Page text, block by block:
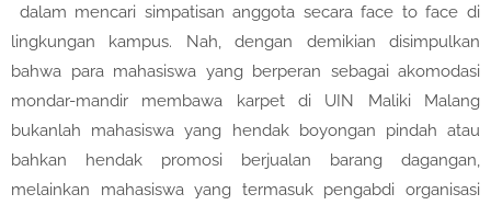
dalam mencari simpatisan anggota secara face to face di
lingkungan kampus. Nah, dengan demikian disimpulkan
bahwa para mahasiswa yang berperan sebagai akomodasi
mondar-mandir membawa karpet di UIN Maliki Malang
bukanlah mahasiswa yang hendak boyongan pindah atau
bahkan hendak promosi berjualan barang dagangan,
melainkan mahasiswa yang termasuk pengabdi organisasi